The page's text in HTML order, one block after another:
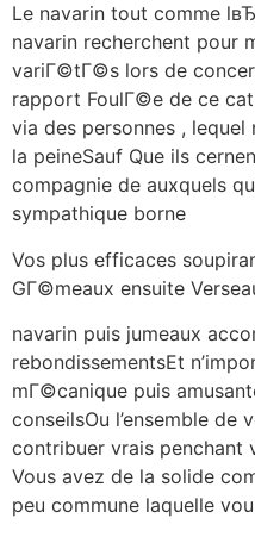
Le navarin tout comme
navarin recherchent pour
variГ©tГ©s lors de
rapport FoulГ©e de ce
via des personnes ,
la peineSauf Que ils
compagnie de auxquels
sympathique borne
Vos plus efficaces
GГ©meaux ensuite
navarin puis jumeaux
rebondissementsEt
mГ©canique puis
conseilsOu l’ensemble de
contribuer vrais penchant
Vous avez de la solide
peu commune laquelle